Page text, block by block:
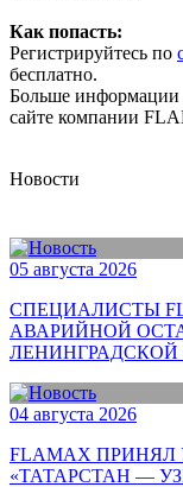
Как попасть:
Регистрируйтесь по
бесплатно.
Больше информации
сайте компании
Новости
05 августа 2026
СПЕЦИАЛИСТЫ
АВАРИЙНОЙ
ЛЕНИНГРАДСКОЙ
04 августа 2026
FLAMAX
«ТАТАРСТАН —